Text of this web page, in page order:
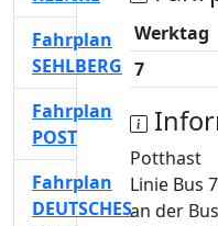
Werktag
7
Potthast
Linie Bus
an der
Fahrplan
SEHLBERG
Fahrplan
POST
Fahrplan
DEUTSCHES